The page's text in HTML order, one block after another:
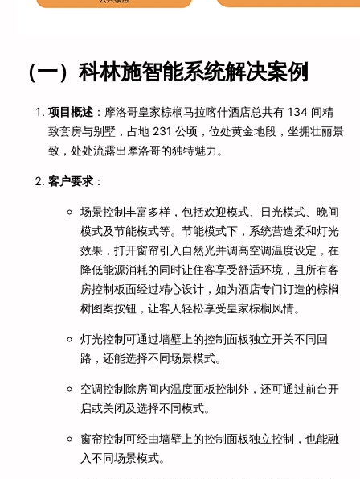
（一）科林施智能系统解决案例
项目概述 ：摩洛哥皇家棕榈马拉喀什酒店总共有 134 间精
致套房与别墅，占地 231 公顷，位处黄金地段，坐拥壮丽景
致，处处流露出摩洛哥的独特魅力。
客户要求 ：
场景控制丰富多样，包括欢迎模式、日光模式、晚间
模式及节能模式等。节能模式下，系统营造柔和灯光
效果，打开窗帘引入自然光并调高空调温度设定，在
降低能源消耗的同时让住客享受舒适环境，且所有客
房控制板面经过精心设计，如为酒店专门订造的棕榈
树图案按钮，让客人轻松享受皇家棕榈风情。
灯光控制可通过墙壁上的控制面板独立开关不同回
路，还能选择不同场景模式。
空调控制除房间内温度面板控制外，还可通过前台开
启或关闭及选择不同模式。
窗帘控制可经由墙壁上的控制面板独立控制，也能融
入不同场景模式。